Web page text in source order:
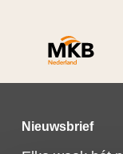
Nieuwsbrief